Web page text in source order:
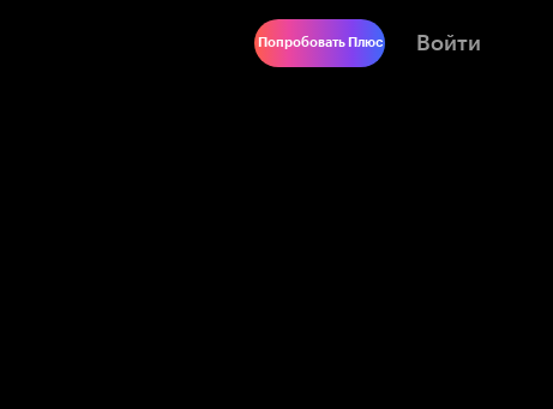
Попробовать Плюс Войти